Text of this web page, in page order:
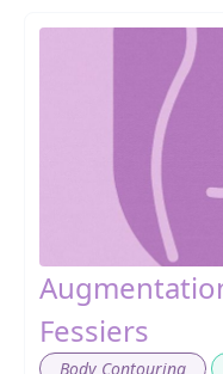
Fessiers
Body Contouring